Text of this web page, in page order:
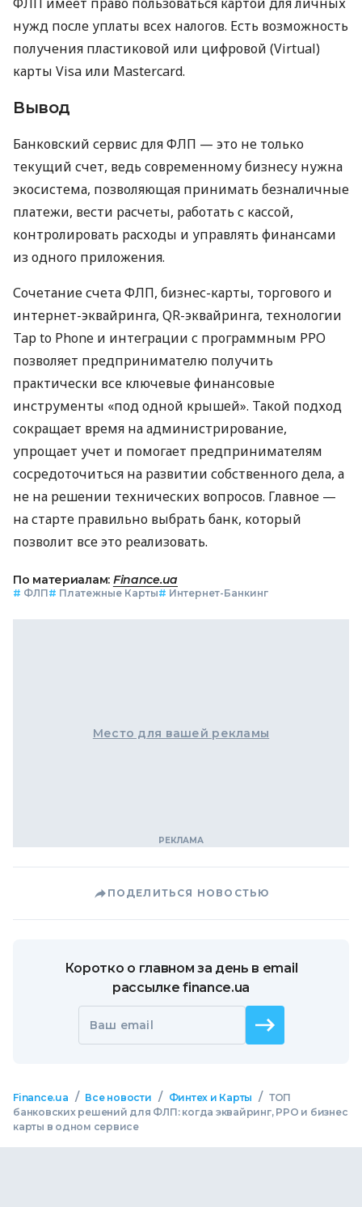
нужд после уплаты всех налогов. Есть возможность
получения пластиковой или цифровой (Virtual)
карты Visa или Mastercard.
Вывод
Банковский сервис для ФЛП — это не только
текущий счет, ведь современному бизнесу нужна
экосистема, позволяющая принимать безналичные
платежи, вести расчеты, работать с кассой,
контролировать расходы и управлять финансами
из одного приложения.
Сочетание счета ФЛП, бизнес-карты, торгового и
интернет-эквайринга, QR-эквайринга, технологии
Tap to Phone и интеграции с программным РРО
позволяет предпринимателю получить
практически все ключевые финансовые
инструменты «под одной крышей». Такой подход
сокращает время на администрирование,
упрощает учет и помогает предпринимателям
сосредоточиться на развитии собственного дела, а
не на решении технических вопросов. Главное —
на старте правильно выбрать банк, который
позволит все это реализовать.
По материалам: Finance.ua
# ФЛП# Платежные Карты# Интернет-Банкинг
Место для вашей рекламы
ПОДЕЛИТЬСЯ НОВОСТЬЮ
Коротко о главном за день в email
рассылке finance.ua
Ваш email
Finance.ua / Все новости / Финтех и Карты / ТОП
банковских решений для ФЛП: когда эквайринг, РРО и бизнес
карты в одном сервисе